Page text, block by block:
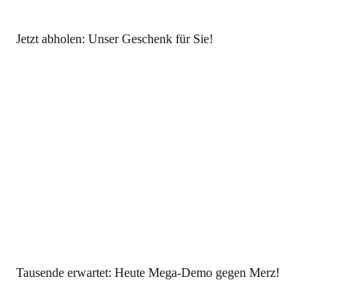
Jetzt abholen: Unser Geschenk für Sie!
Tausende erwartet: Heute Mega-Demo gegen Merz!